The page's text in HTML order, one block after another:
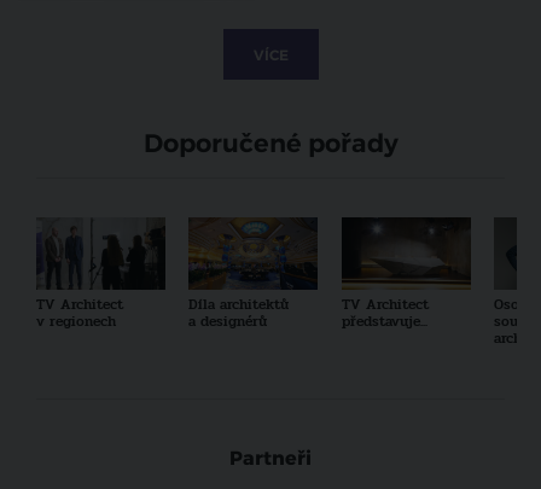
VÍCE
Doporučené pořady
TV Architect
v regionech
Díla architektů
a designérů
TV Architect
představuje...
Partneři